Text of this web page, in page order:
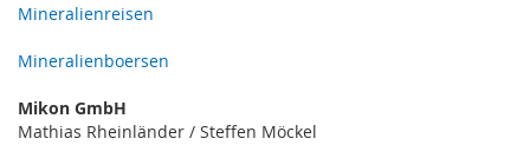
Mineralienreisen
Mineralienboersen
Mikon GmbH
Mathias Rheinländer / Steffen Möckel